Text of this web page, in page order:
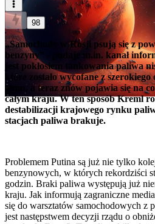
98
„Samochody w Rosji psują się z
benzyny” - podaje m.in. kanał
jest pokłosiem tankowania paliwa
które zostało wycofane z
temu, a teraz znów pojawia się na
całym kraju. W ten sposób Kreml
destabilizacji krajowego rynku
stacjach paliwa brakuje.
Problemem Putina są już nie tylko
benzynowych, w których rekordziści
godzin. Braki paliwa występują już
kraju. Jak informują zagraniczne
się do warsztatów samochodowych z
jest następstwem decyzji rządu o